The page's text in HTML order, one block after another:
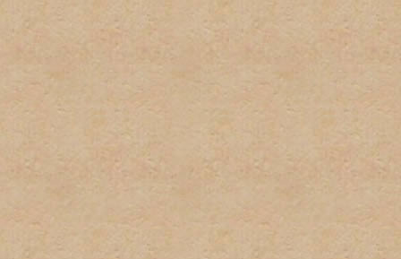
2. No habrá uso excesivo
mantengan este tipo del
3. Cada usuario tiene
suplantación de terceros
instancia habrá una
instacia el usuario sera